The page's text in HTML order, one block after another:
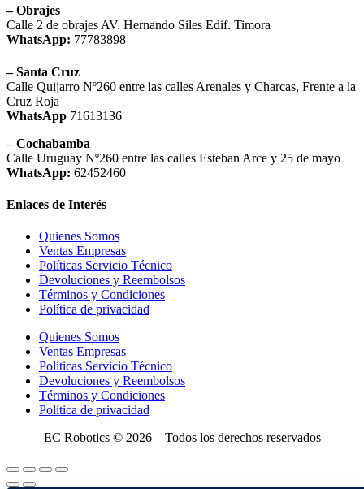
– Obrajes
Calle 2 de obrajes AV. Hernando Siles Edif. Timora
WhatsApp: 77783898
– Santa Cruz
Calle Quijarro Nº260 entre las calles Arenales y Charcas, Frente a la
Cruz Roja
WhatsApp 71613136
– Cochabamba
Calle Uruguay Nº260 entre las calles Esteban Arce y 25 de mayo
WhatsApp: 62452460
Enlaces de Interés
Quienes Somos
Ventas Empresas
Políticas Servicio Técnico
Devoluciones y Reembolsos
Términos y Condiciones
Política de privacidad
Quienes Somos
Ventas Empresas
Políticas Servicio Técnico
Devoluciones y Reembolsos
Términos y Condiciones
Política de privacidad
EC Robotics © 2026 – Todos los derechos reservados